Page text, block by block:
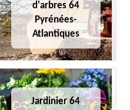
d'arbres 64
Pyrénées-
Atlantiques
Jardinier 64